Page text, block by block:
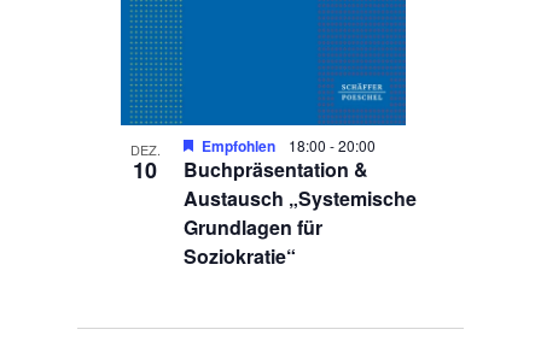
DEZ.
10
Buchpräsentation &
Austausch „Systemische
Grundlagen für
Soziokratie“
Empfohlen 18:00-20:00